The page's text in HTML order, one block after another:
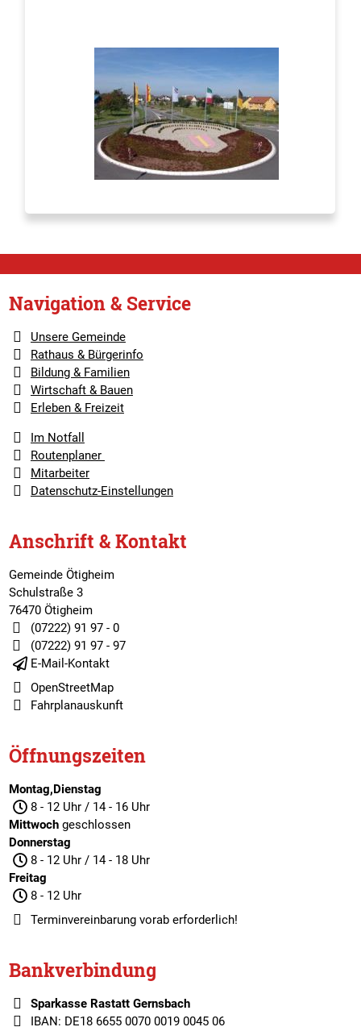
Navigation & Service
Unsere Gemeinde
Rathaus & Bürgerinfo
Bildung & Familien
Wirtschaft & Bauen
Erleben & Freizeit
Im Notfall
Routenplaner
Mitarbeiter
Datenschutz-Einstellungen
Anschrift & Kontakt
Gemeinde Ötigheim
Schulstraße 3
76470 Ötigheim
(07222) 91 97 - 0
(07222) 91 97 - 97
E-Mail-Kontakt
OpenStreetMap
Fahrplanauskunft
Öffnungszeiten
Montag,Dienstag
8 - 12 Uhr / 14 - 16 Uhr
Mittwochgeschlossen
Donnerstag
8 - 12 Uhr / 14 - 18 Uhr
Freitag
8 - 12 Uhr
Terminvereinbarungvorab erforderlich!
Bankverbindung
Sparkasse Rastatt Gernsbach
IBAN: DE18 6655 0070 0019 0045 06